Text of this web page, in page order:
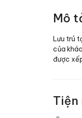
Mô
Lưu trú
của
được
Tiện